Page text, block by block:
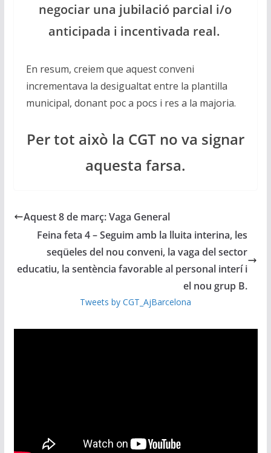
negociar una jubilació parcial i/o
anticipada i incentivada real.
En resum, creiem que aquest conveni
incrementava la desigualtat entre la plantilla
municipal, donant poc a pocs i res a la majoria.
Per tot això la CGT no va signar
aquesta farsa.
Aquest 8 de març: Vaga General
Feina feta 4 – Seguim amb la lluita interina, les
seqüeles del nou conveni, la vaga del sector
educatiu, la sentència favorable al personal interí i
el nou grup B.
Tweets by CGT_AjBarcelona